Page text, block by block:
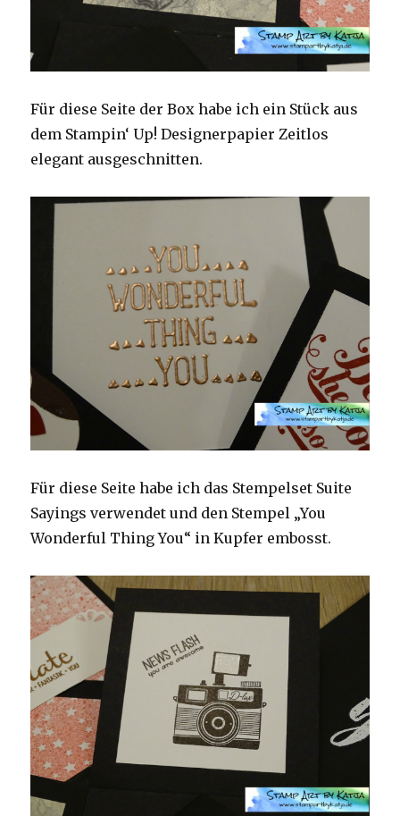
Für diese Seite der Box habe ich ein Stück aus
dem Stampin‘ Up! Designerpapier Zeitlos
elegant ausgeschnitten.
Für diese Seite habe ich das Stempelset Suite
Sayings verwendet und den Stempel „You
Wonderful Thing You“ in Kupfer embosst.